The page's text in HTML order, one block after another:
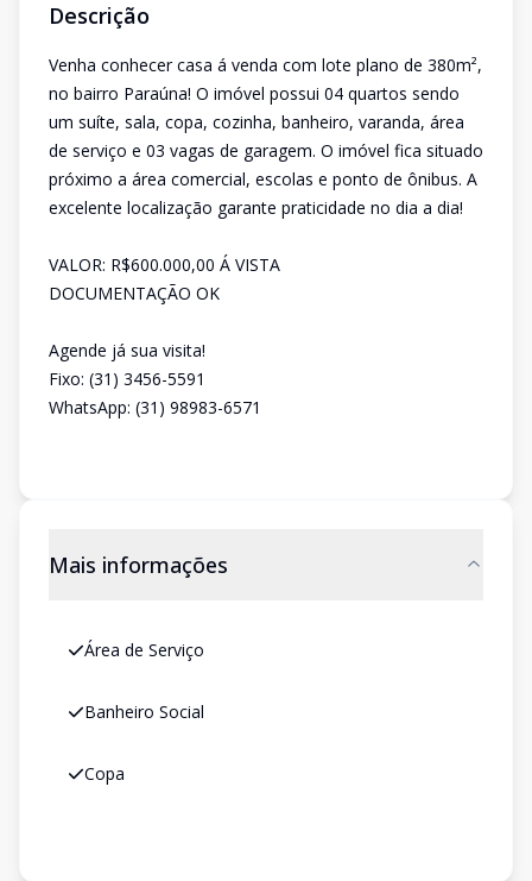
Descrição
Venha conhecer casa á venda com lote plano de 380m²,
no bairro Paraúna! O imóvel possui 04 quartos sendo
um suíte, sala, copa, cozinha, banheiro, varanda, área
de serviço e 03 vagas de garagem. O imóvel fica situado
próximo a área comercial, escolas e ponto de ônibus. A
excelente localização garante praticidade no dia a dia!
VALOR: R$600.000,00 Á VISTA
DOCUMENTAÇÃO OK
Agende já sua visita!
Fixo: (31) 3456-5591
WhatsApp: (31) 98983-6571
Mais informações
Área de Serviço
Banheiro Social
Copa